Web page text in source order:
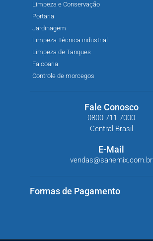
Limpeza e Conservação
Portaria
Jardinagem
Limpeza Técnica industrial
Limpeza de Tanques
Falcoaria
Controle de morcegos
Fale Conosco
0800 711 7000
Central Brasil
E-Mail
vendas@sanemix.com.br
Formas de Pagamento